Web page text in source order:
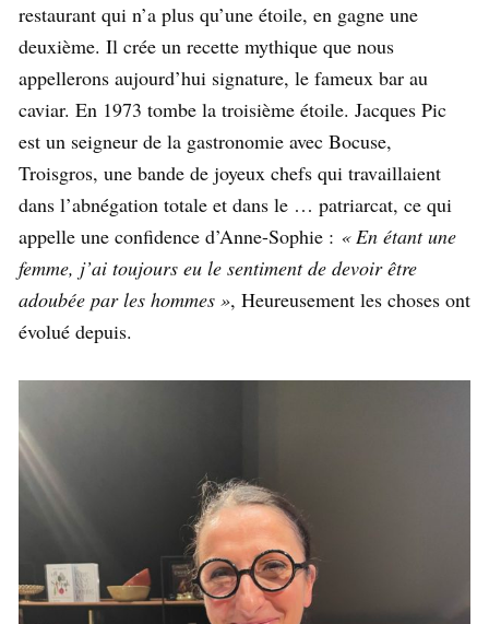
restaurant qui n’a plus qu’une étoile, en gagne une
deuxième. Il crée un recette mythique que nous
appellerons aujourd’hui signature, le fameux bar au
caviar. En 1973 tombe la troisième étoile. Jacques Pic
est un seigneur de la gastronomie avec Bocuse,
Troisgros, une bande de joyeux chefs qui travaillaient
dans l’abnégation totale et dans le … patriarcat, ce qui
appelle une confidence d’Anne-Sophie : « En étant une
femme, j’ai toujours eu le sentiment de devoir être
adoubée par les hommes », Heureusement les choses ont
évolué depuis.